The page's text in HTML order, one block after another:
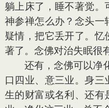
躺上床了，睡不著觉。
神参禅怎么办？念头一
疑情，把它丢开了。忆
著了。念佛对治失眠很
还有，念佛可以净
口四业、意三业。身
生的财富或名利、还有